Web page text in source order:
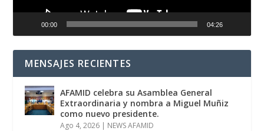
00:00 04:26
MENSAJES RECIENTES
AFAMID celebra su Asamblea General
Extraordinaria y nombra a Miguel Muñiz
como nuevo presidente.
Ago 4, 2026 | NEWS AFAMID